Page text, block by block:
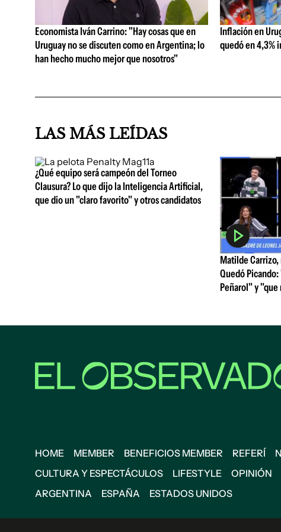
Economista Iván Carrino: "Hay cosas que en
Uruguay no se discuten como en Argentina; lo
han hecho mucho mejor que nosotros"
Inflación en
quedó en 4,3%
LAS MÁS LEÍDAS
¿Qué equipo será campeón del Torneo
Clausura? Lo que dijo la Inteligencia Artificial,
que dio un "claro favorito" y otros candidatos
Matilde Carrizo,
Quedó
Peñarol" y "que
HOME MEMBER BENEFICIOS MEMBER REFERÍ
CULTURA Y ESPECTÁCULOS
LIFESTYLE OPINIÓN
ARGENTINA
ESPAÑA ESTADOS UNIDOS